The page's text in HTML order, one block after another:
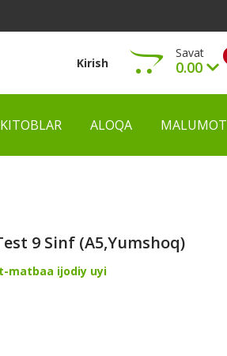
Kirish
Savat
0.00
Ko‘rish
KITOBLAR ALOQA MALUMOT
9 Sinf (A5,yumshoq)
matbaa ijodiy uyi